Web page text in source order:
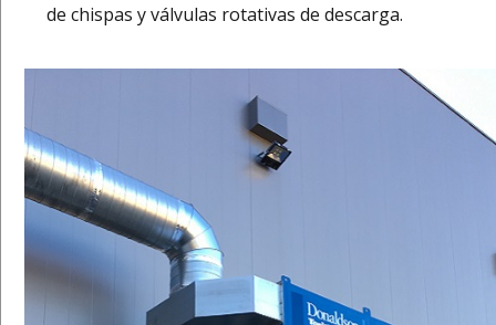
de chispas y válvulas rotativas de descarga.